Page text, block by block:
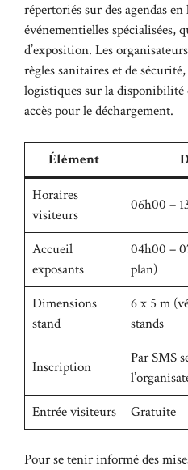
répertoriés sur des agendas en
événementielles spécialisées,
d’exposition. Les
règles sanitaires et de
logistiques sur la disponibilité
accès pour le déchargement.
Élément
Horaires
visiteurs
06h00 –
Accueil
exposants
04h00 –
plan)
Dimensions
stand
6 x 5 m
stands
Inscription
Par SMS
Entrée visiteurs
Gratuite
Pour se tenir informé des